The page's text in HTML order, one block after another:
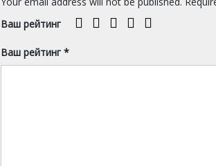
Ваш рейтинг
Ваш рейтинг *